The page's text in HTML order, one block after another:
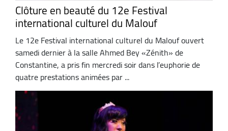
Clôture en beauté du 12e Festival
international culturel du Malouf
Le 12e Festival international culturel du Malouf ouvert
samedi dernier à la salle Ahmed Bey «Zénith» de
Constantine, a pris fin mercredi soir dans l’euphorie de
quatre prestations animées par ...